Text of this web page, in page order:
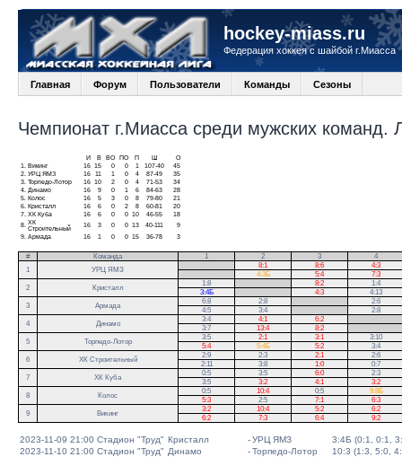
hockey-miass.ru
Федерация хоккея с шайбой г.Миасса
Главная Форум Пользователи Команды Сезоны
Чемпионат г.Миасса среди мужских команд.
И В ВО ПО П
О
1.
Викинг 16 15 0 0 1 107-40
45
2. УРЦ ЯМЗ 16 11 1 0 4 87-49
35
3. Торпедо-Лотор 16 10 2 0 4 71-53
34
4.
Динамо 16 9 0 1 6 84-63
28
5.
Колос 16 5 3 0 8 79-80
21
6.
Кристалл 16 6 0 2 8 60-81
20
7. ХК Куба 16 6 0 0 10 46-55
18
8. ХК
Строительный
16 3 0 0 13 40-111
9
9. Армада 16 1 0 0 15 36-78 3
# Команда 1 2 3
4
1
УРЦ ЯМЗ
8:1 8:6
4:3
4:3Б 5:4
7:3
2
Кристалл
1:8 8:2
1:4
3:4Б
4:3
4:13
3
Армада
6:8 2:8
2:6
4:5
3:4
2:8
4
Динамо
3:4 4:1 6:2
3:7
13:4 8:2
5
Торпедо-Лотор
3:5 2:1 3:1
3:10
5:4
5:4Б 5:2
3:4
6
ХК Строительный
2:9 2:3 2:1
2:6
2:11
3:8 1:0
0:7
7
ХК Куба
0:5 3:5 6:0
2:3
3:5
3:2 4:1
3:2
8
Колос
0:5 10:4 0:5
9:8Б
5:3
2:5 7:1
6:3
9
Викинг
3:2 10:4 5:2
6:2
6:2
7:3 6:4 9:2
2023-11-09 21:00 Стадион "Труд" Кристалл -УРЦ ЯМЗ
3:4Б (0:1, 0:1,
2023-11-10 21:00 Стадион "Труд" Динамо -Торпедо-Лотор
10:3 (1:3, 5:0,